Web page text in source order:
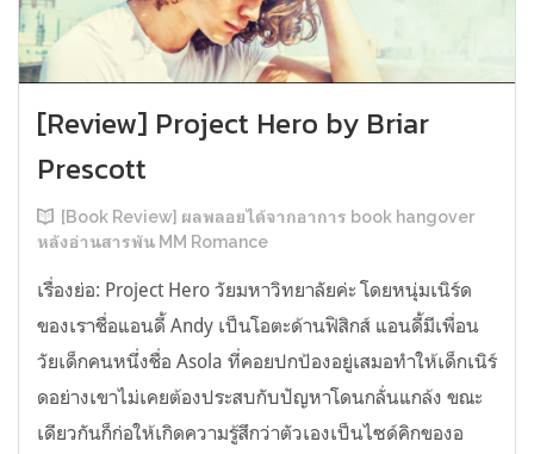
[Review] Project Hero by Briar
Prescott
[Book Review] ผลพลอยได้จากอาการ book hangover
หลังอ่านสารพัน MM Romance
เรื่องย่อ: Project Hero วัยมหาวิทยาลัยค่ะ โดยหนุ่มเนิร์ด
ของเราชื่อแอนดี้ Andy เป็นโอตะด้านฟิสิกส์ แอนดี้มีเพื่อน
วัยเด็กคนหนึ่งชื่อ Asola ที่คอยปกป้องอยู่เสมอทำให้เด็กเนิร์
ดอย่างเขาไม่เคยต้องประสบกับปัญหาโดนกลั่นแกล้ง ขณะ
เดียวกันก็ก่อให้เกิดความรู้สึกว่าตัวเองเป็นไซด์คิกของอ